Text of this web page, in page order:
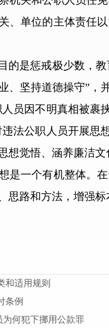
、单位的主体责任
是惩戒极少数，教
、坚持道德操守”，
员因不明真相被裹
法公职人员开展思
想觉悟、涵养廉洁
一个有机整体。在
思路和方法，增强
和适用规则
条例
为何犯下挪用公款罪